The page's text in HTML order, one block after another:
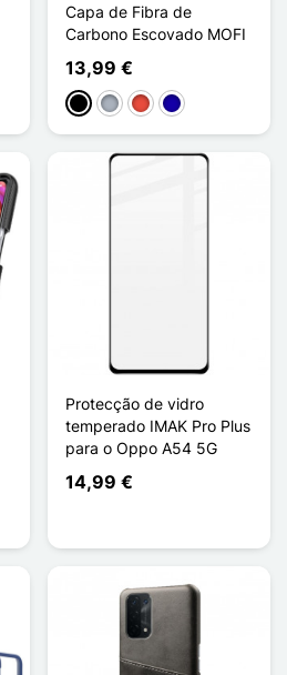
Capa de Fibra de
Carbono Escovado MOFI
13,99 €
PretoCinzento
VermelhoAzul Escuro
Protecção de vidro
temperado IMAK Pro Plus
para o Oppo A54 5G
14,99 €